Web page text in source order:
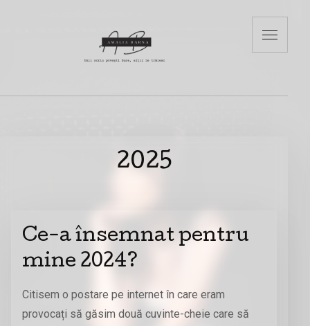
2025
Ce-a însemnat pentru
mine 2024?
Citisem o postare pe internet în care eram
provocați să găsim două cuvinte-cheie care să